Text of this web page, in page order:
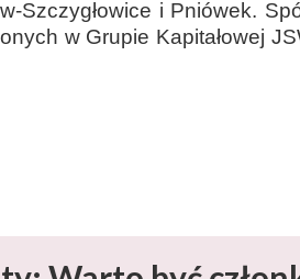
i Pniówek.
w Grupie Kapitałowej